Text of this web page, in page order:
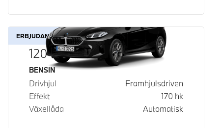
ERBJUDANDE
120
Bränsle
BENSIN
Drivhjul
Framhjulsdriven
Effekt
170 hk
Växellåda
Automatisk